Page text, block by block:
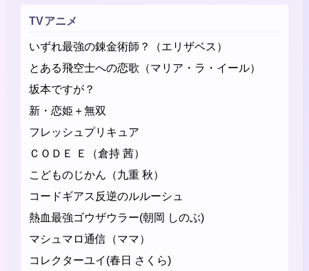
TVアニメ
いずれ最強の錬金術師？（エリザベス）
とある飛空士への恋歌（マリア・ラ・イール）
坂本ですが？
新・恋姫＋無双
フレッシュプリキュア
ＣＯＤＥ Ｅ（倉持 茜）
こどものじかん（九重 秋）
コードギアス反逆のルルーシュ
熱血最強ゴウザウラー(朝岡 しのぶ)
マシュマロ通信（ママ）
コレクターユイ(春日 さくら)